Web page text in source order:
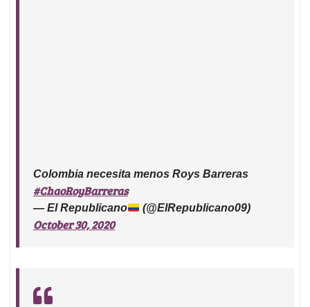
Colombia necesita menos Roys Barreras
#ChaoRoyBarreras
— El Republicano (@ElRepublicano09)
October 30, 2020